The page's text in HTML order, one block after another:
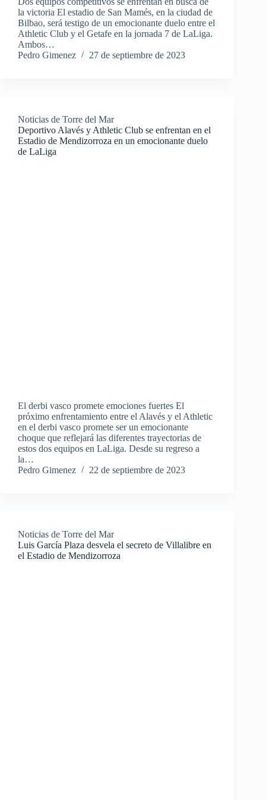
la victoria El estadio de San Mamés, en la ciudad de
Bilbao, será testigo de un emocionante duelo entre el
Athletic Club y el Getafe en la jornada 7 de LaLiga.
Ambos…
Pedro Gimenez
27 de septiembre de 2023
Noticias de Torre del Mar
Deportivo Alavés y Athletic Club se enfrentan en el
Estadio de Mendizorroza en un emocionante duelo
de LaLiga
El derbi vasco promete emociones fuertes El
próximo enfrentamiento entre el Alavés y el Athletic
en el derbi vasco promete ser un emocionante
choque que reflejará las diferentes trayectorias de
estos dos equipos en LaLiga. Desde su regreso a
la…
Pedro Gimenez
22 de septiembre de 2023
Noticias de Torre del Mar
Luis García Plaza desvela el secreto de Villalibre en
el Estadio de Mendizorroza